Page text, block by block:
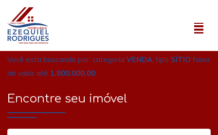
Você esta buscando por: categoria VENDA , tipo SÍTIO faixa
de valor até 1.800.000,00
Encontre seu imóvel